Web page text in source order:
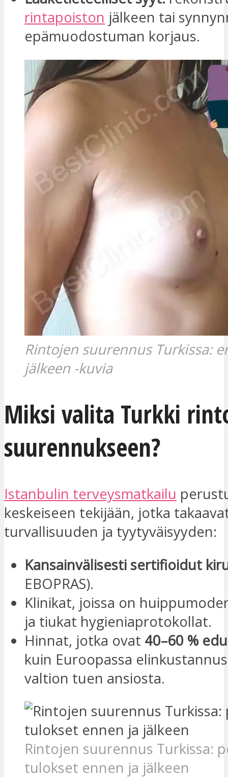
rintapoiston jälkeen tai
epämuodostuman korjaus.
Rintojen suurennus Turkissa:
jälkeen -kuvia
Miksi valita Turkki
suurennukseen?
Istanbulin terveysmatkailu
keskeiseen tekijään, jotka
turvallisuuden ja tyytyväisyyden:
Kansainvälisesti sertifioidut
EBOPRAS).
Klinikat, joissa on
ja tiukat hygieniaprotokollat.
Hinnat, jotka ovat 40–60 %
kuin Euroopassa
valtion tuen ansiosta.
Rintojen suurennus Turkissa:
tulokset ennen ja jälkeen